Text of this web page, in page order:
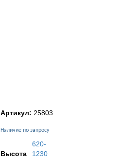
Артикул: 25803
Наличие по запросу
Высота
620-
1230